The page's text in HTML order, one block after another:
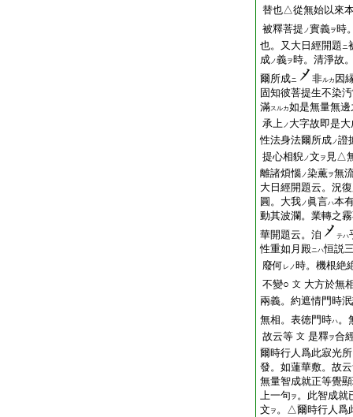
替也△從無始以來
被釋菩提 ノ實義ヲ時
也。又大日經開題ニ
成ノ義ヲ時。清淨故
爾所成ニ 非ルカ 因
固知彼菩提生不染
滿スルカ如是無量無邊
承上ノ 大字故即是
性法身法爾所成ノ證
提心相貎ノ文 ヲ 見△
離諸煩惱ノ染薫ヲ無
大日經開題云。況
圓。大我ノ 眞言ハ本
動其波瀾。業轉之
華開題云。洎
テハ
性重如月殿ニハ恒説
廢何 レノ時。機根絶
不變○ 文 大方於無
兩義。約遮情門時
無相。表徳門時ハ。
故云等 文 是釋ヲ合
爾時行人爲此寂光
發。如蓮華敷。故
無量智成就正等覺
上一句 ヲ 。此智成就
文 ヲ 。△爾時行人爲